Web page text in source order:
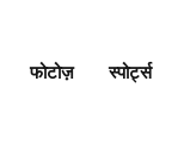
फोटोज़ स्पोर्ट्स